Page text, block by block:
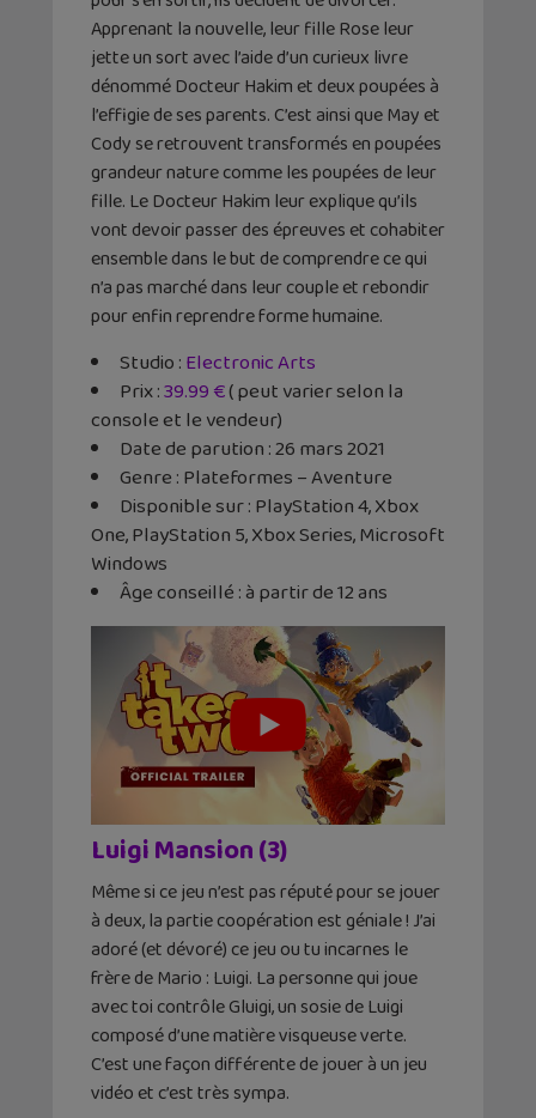
Apprenant la nouvelle, leur fille Rose leur
jette un sort avec l’aide d’un curieux livre
dénommé Docteur Hakim et deux poupées à
l’effigie de ses parents. C’est ainsi que May et
Cody se retrouvent transformés en poupées
grandeur nature comme les poupées de leur
fille. Le Docteur Hakim leur explique qu’ils
vont devoir passer des épreuves et cohabiter
ensemble dans le but de comprendre ce qui
n’a pas marché dans leur couple et rebondir
pour enfin reprendre forme humaine.
Studio :Electronic Arts
Prix :39.99 €( peut varier selon la
console et le vendeur)
Date de parution : 26 mars 2021
Genre : Plateformes – Aventure
Disponible sur : PlayStation 4, Xbox
One, PlayStation 5, Xbox Series, Microsoft
Windows
Âge conseillé : à partir de 12 ans
Luigi Mansion (3)
Même si ce jeu n’est pas réputé pour se jouer
à deux, la partie coopération est géniale ! J’ai
adoré (et dévoré) ce jeu ou tu incarnes le
frère de Mario : Luigi. La personne qui joue
avec toi contrôle Gluigi, un sosie de Luigi
composé d’une matière visqueuse verte.
C’est une façon différente de jouer à un jeu
vidéo et c’est très sympa.